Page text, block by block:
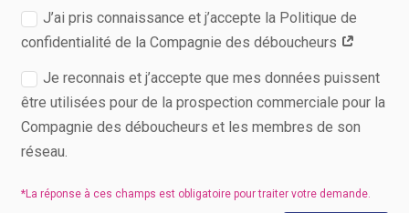
J’ai pris connaissance et j’accepte la Politique de
confidentialité de la Compagnie des déboucheurs
Je reconnais et j’accepte que mes données puissent
être utilisées pour de la prospection commerciale pour la
Compagnie des déboucheurs et les membres de son
réseau.